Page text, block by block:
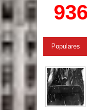
Populares